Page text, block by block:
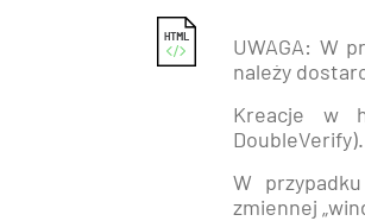
UWAGA: W
należy
Kreacje w
DoubleVerify).
W
zmiennej